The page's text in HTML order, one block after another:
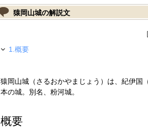
猿岡山城の解説文
1.概要
猿岡山城（さるおかやまじょう）は、紀伊国
本の城。別名、粉河城。
概要